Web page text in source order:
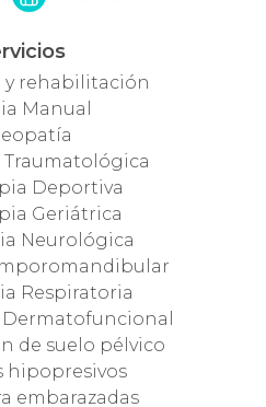
y rehabilitación
Manual
Traumatológica
Deportiva
Geriátrica
Neurológica
Respiratoria
de suelo pélvico
hipopresivos
embarazadas